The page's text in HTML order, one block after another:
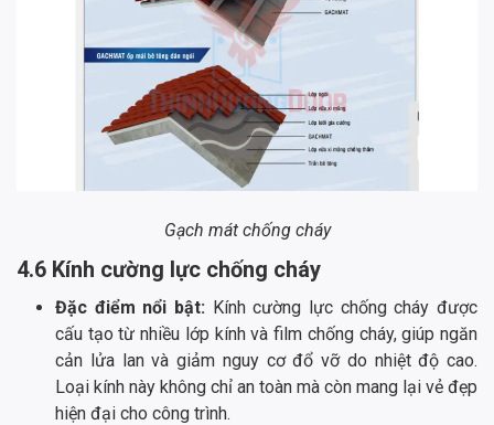
Gạch mát chống cháy
4.6 Kính cường lực chống cháy
Đặc điểm nổi bật: Kính cường lực chống cháy được
cấu tạo từ nhiều lớp kính và film chống cháy, giúp ngăn
cản lửa lan và giảm nguy cơ đổ vỡ do nhiệt độ cao.
Loại kính này không chỉ an toàn mà còn mang lại vẻ đẹp
hiện đại cho công trình.